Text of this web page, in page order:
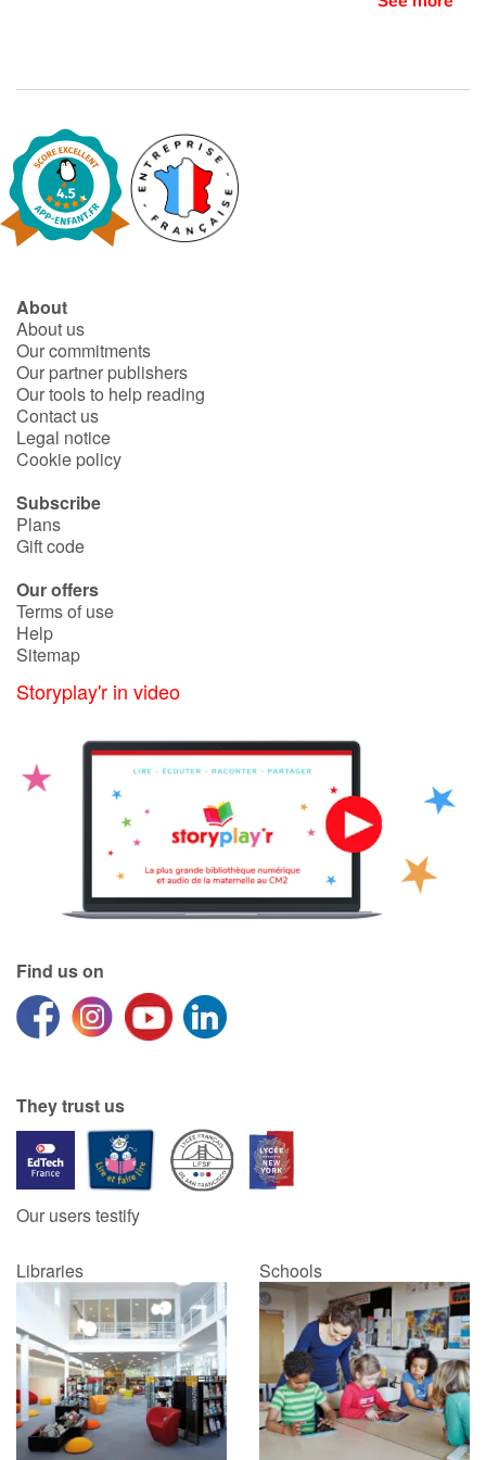
About
About us
Our commitments
Our partner publishers
Our tools to help reading
Contact us
Legal notice
Cookie policy
Subscribe
Plans
Gift code
Our offers
Terms of use
Help
Sitemap
Storyplay'r in video
Find us on
They trust us
Our users testify
Libraries Schools